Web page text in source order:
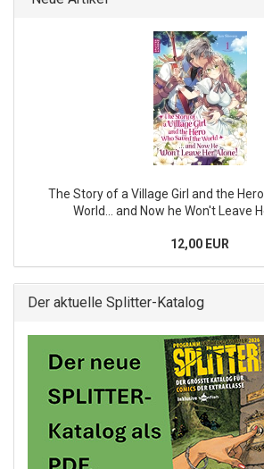
The Story of a Village Girl and the
World... and Now he Won't Leave
12,00 EUR
Der aktuelle Splitter-Katalog